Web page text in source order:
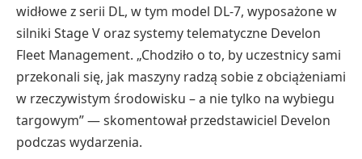
widłowe z serii DL, w tym model DL-7, wyposażone w
silniki Stage V oraz systemy telematyczne Develon
Fleet Management. „Chodziło o to, by uczestnicy sami
przekonali się, jak maszyny radzą sobie z obciążeniami
w rzeczywistym środowisku – a nie tylko na wybiegu
targowym” — skomentował przedstawiciel Develon
podczas wydarzenia.